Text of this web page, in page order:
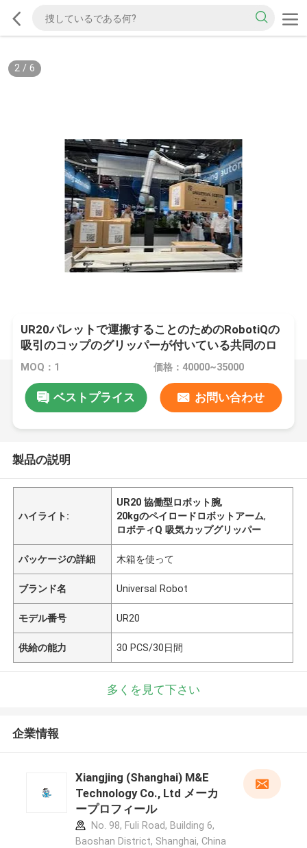
2/ 6
UR20パレットで運搬することのためのRobotiQの
吸引のコップのグリッパーが付いている共同のロ
ボット腕20kgのペイロード
MOQ：1 価格：40000~35000
ベストプライス お問い合わせ
製品の説明
ハイライト:
UR20 協働型ロボット腕,
20kgのペイロードロボットアーム,
ロボティQ 吸気カップグリッパー
パッケージの詳細 木箱を使って
ブランド名 Universal Robot
モデル番号 UR20
供給の能力 30 PCS/30日間
多くを見て下さい
企業情報
Xiangjing (Shanghai) M&E
Technology Co., Ltd メーカ
ープロフィール
No. 98, Fuli Road, Building 6,
Baoshan District, Shanghai, China